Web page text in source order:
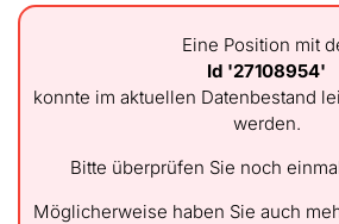
Eine Position mit
Id '27108954'
konnte im aktuellen Datenbestand
werden.
Bitte überprüfen Sie noch
Möglicherweise haben Sie auch